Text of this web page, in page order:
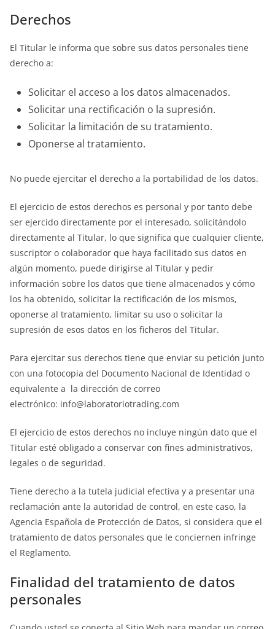
Derechos
El Titular le informa que sobre sus datos personales tiene
derecho a:
Solicitar el acceso a los datos almacenados.
Solicitar una rectificación o la supresión.
Solicitar la limitación de su tratamiento.
Oponerse al tratamiento.
No puede ejercitar el derecho a la portabilidad de los datos.
El ejercicio de estos derechos es personal y por tanto debe
ser ejercido directamente por el interesado, solicitándolo
directamente al Titular, lo que significa que cualquier cliente,
suscriptor o colaborador que haya facilitado sus datos en
algún momento, puede dirigirse al Titular y pedir
información sobre los datos que tiene almacenados y cómo
los ha obtenido, solicitar la rectificación de los mismos,
oponerse al tratamiento, limitar su uso o solicitar la
supresión de esos datos en los ficheros del Titular.
Para ejercitar sus derechos tiene que enviar su petición junto
con una fotocopia del Documento Nacional de Identidad o
equivalente a la dirección de correo
electrónico: info@laboratoriotrading.com
El ejercicio de estos derechos no incluye ningún dato que el
Titular esté obligado a conservar con fines administrativos,
legales o de seguridad.
Tiene derecho a la tutela judicial efectiva y a presentar una
reclamación ante la autoridad de control, en este caso, la
Agencia Española de Protección de Datos, si considera que el
tratamiento de datos personales que le conciernen infringe
el Reglamento.
Finalidad del tratamiento de datos
personales